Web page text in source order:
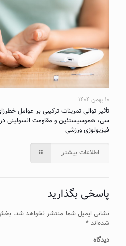
۱۰ بهمن ۱۴۰۴
تأثیر توالی تمرینات ترکیبی بر عوامل
فیزیولوژی ورزشی
اطلاعات بیشتر
پاسخی بگذارید
نشانی ایمیل شما منتشر نخواهد شد.
شده‌اند *
دیدگاه